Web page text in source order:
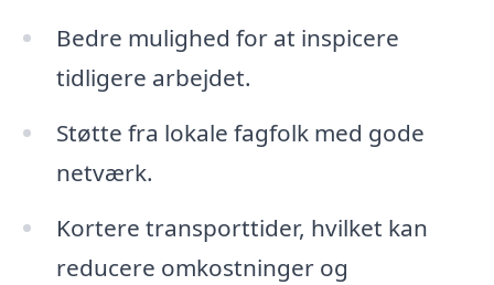
Bedre mulighed for at inspicere
tidligere arbejdet.
Støtte fra lokale fagfolk med gode
netværk.
Kortere transporttider, hvilket kan
reducere omkostninger og